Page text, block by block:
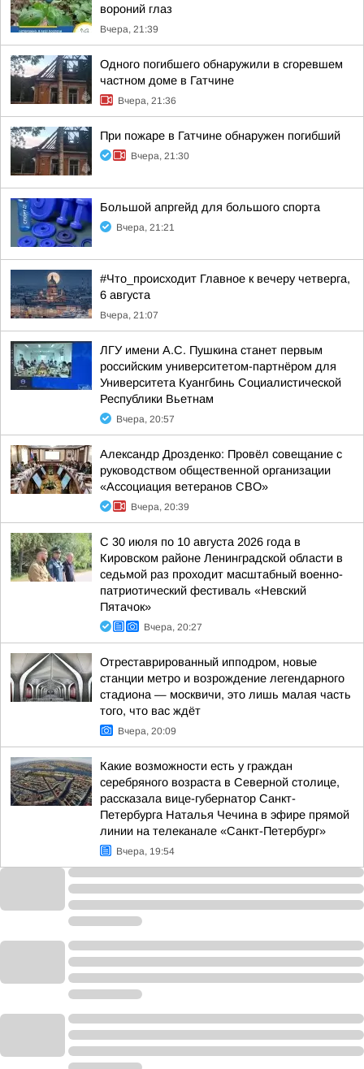
вороний глаз
Вчера, 21:39
Одного погибшего обнаружили в сгоревшем
частном доме в Гатчине
Вчера, 21:36
При пожаре в Гатчине обнаружен погибший
Вчера, 21:30
Большой апргейд для большого спорта
Вчера, 21:21
#Что_происходит Главное к вечеру четверга,
6 августа
Вчера, 21:07
ЛГУ имени А.С. Пушкина станет первым
российским университетом-партнёром для
Университета Куангбинь Социалистической
Республики Вьетнам
Вчера, 20:57
Александр Дрозденко: Провёл совещание с
руководством общественной организации
«Ассоциация ветеранов СВО»
Вчера, 20:39
С 30 июля по 10 августа 2026 года в
Кировском районе Ленинградской области в
седьмой раз проходит масштабный военно-
патриотический фестиваль «Невский
Пятачок»
Вчера, 20:27
Отреставрированный ипподром, новые
станции метро и возрождение легендарного
стадиона — москвичи, это лишь малая часть
того, что вас ждёт
Вчера, 20:09
Какие возможности есть у граждан
серебряного возраста в Северной столице,
рассказала вице-губернатор Санкт-
Петербурга Наталья Чечина в эфире прямой
линии на телеканале «Санкт-Петербург»
Вчера, 19:54